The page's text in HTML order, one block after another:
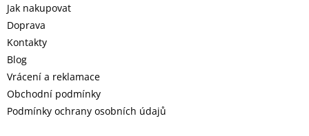
Jak nakupovat
Doprava
Kontakty
Blog
Vrácení a reklamace
Obchodní podmínky
Podmínky ochrany osobních údajů